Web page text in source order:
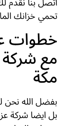
تحمي خزانك
خطوات
مع
مكة
بفضل الله
بل ايضا شركة